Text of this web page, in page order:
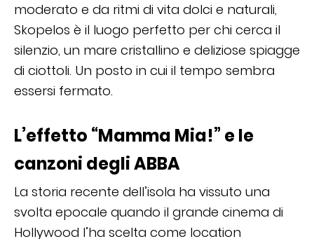
moderato e da ritmi di vita dolci e naturali,
Skopelos è il luogo perfetto per chi cerca il
silenzio, un mare cristallino e deliziose spiagge
di ciottoli. Un posto in cui il tempo sembra
essersi fermato.
L’effetto “Mamma Mia!” e le
canzoni degli ABBA
La storia recente dell’isola ha vissuto una
svolta epocale quando il grande cinema di
Hollywood l’ha scelta come location